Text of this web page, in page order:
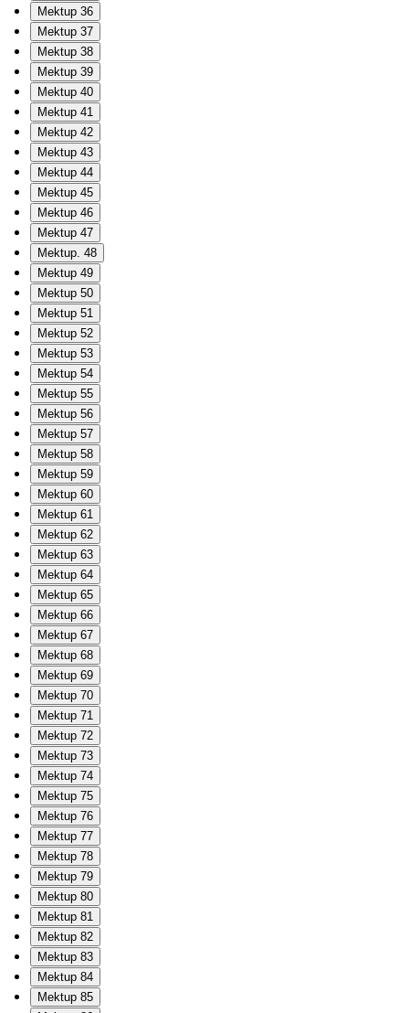
Mektup 36
Mektup 37
Mektup 38
Mektup 39
Mektup 40
Mektup 41
Mektup 42
Mektup 43
Mektup 44
Mektup 45
Mektup 46
Mektup 47
Mektup. 48
Mektup 49
Mektup 50
Mektup 51
Mektup 52
Mektup 53
Mektup 54
Mektup 55
Mektup 56
Mektup 57
Mektup 58
Mektup 59
Mektup 60
Mektup 61
Mektup 62
Mektup 63
Mektup 64
Mektup 65
Mektup 66
Mektup 67
Mektup 68
Mektup 69
Mektup 70
Mektup 71
Mektup 72
Mektup 73
Mektup 74
Mektup 75
Mektup 76
Mektup 77
Mektup 78
Mektup 79
Mektup 80
Mektup 81
Mektup 82
Mektup 83
Mektup 84
Mektup 85